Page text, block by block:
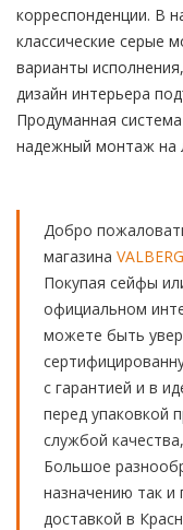
корреспонденции. В
классические серые
варианты
дизайн интерьера
Продуманная
надежный монтаж на
Добро
магазина
Покупая сейфы
официальном
можете быть
с гарантией и в
перед упаковкой
службой
Большое
назначению так и
доставкой в